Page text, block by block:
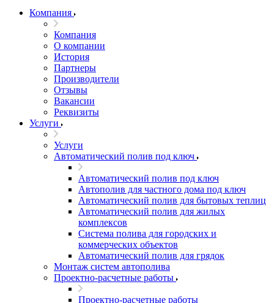
Компания
Компания
О компании
История
Партнеры
Производители
Отзывы
Вакансии
Реквизиты
Услуги
Услуги
Автоматический полив под ключ
Автоматический полив под ключ
Автополив для частного дома под ключ
Автоматический полив для бытовых теплиц
Автоматический полив для жилых
комплексов
Система полива для городских и
коммерческих объектов
Автоматический полив для грядок
Монтаж систем автополива
Проектно-расчетные работы
Проектно-расчетные работы